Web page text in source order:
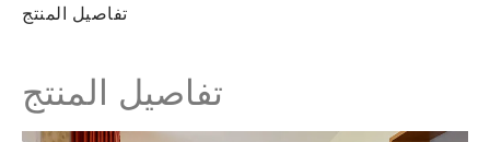
تفاصيل المنتج
تفاصيل المنتج